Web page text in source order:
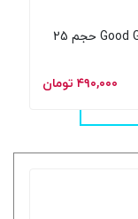
عطر جیبی صندل مردانه Good Girl Velvet Fatale حجم 25
۴۹۰,۰۰۰ تومان